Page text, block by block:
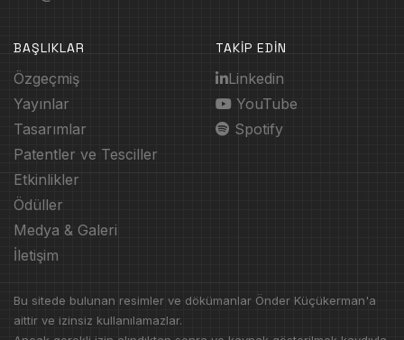
BAŞLIKLAR
Özgeçmiş
Yayınlar
Tasarımlar
Patentler ve Tesciller
Etkinlikler
Ödüller
Medya & Galeri
İletişim
TAKİP EDİN
Linkedin
YouTube
Spotify
Bu sitede bulunan resimler ve dökümanlar Önder Küçükerman'a
aittir ve izinsiz kullanılamazlar.